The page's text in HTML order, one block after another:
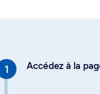
Accédez à la